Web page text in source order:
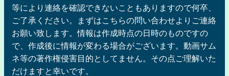
等により連絡を確認できないこともありますので何卒、
ご了承ください。まずはこちらの問い合わせよりご連絡
お願い致します。情報は作成時点の日時のものですの
で、作成後に情報が変わる場合がございます。動画サム
ネ等の著作権侵害目的としてません。その点ご理解いた
だけますと幸いです。